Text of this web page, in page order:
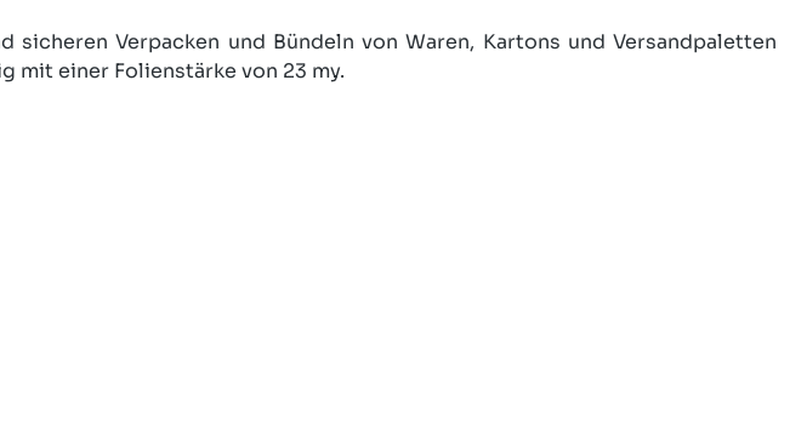
Verpacken und Bündeln von Waren, Kartons und Versandpaletten
mit einer Folienstärke von 23 my.